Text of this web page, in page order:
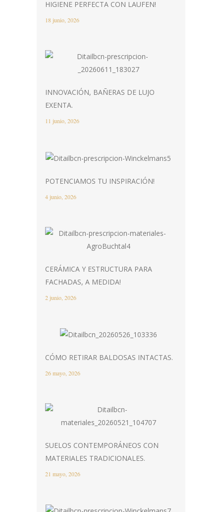
HIGIENE PERFECTA CON LAUFEN!
18 junio, 2026
INNOVACIÓN, BAÑERAS DE LUJO
EXENTA.
11 junio, 2026
POTENCIAMOS TU INSPIRACIÓN!
4 junio, 2026
CERÁMICA Y ESTRUCTURA PARA
FACHADAS, A MEDIDA!
2 junio, 2026
CÓMO RETIRAR BALDOSAS INTACTAS.
26 mayo, 2026
SUELOS CONTEMPORÁNEOS CON
MATERIALES TRADICIONALES.
21 mayo, 2026